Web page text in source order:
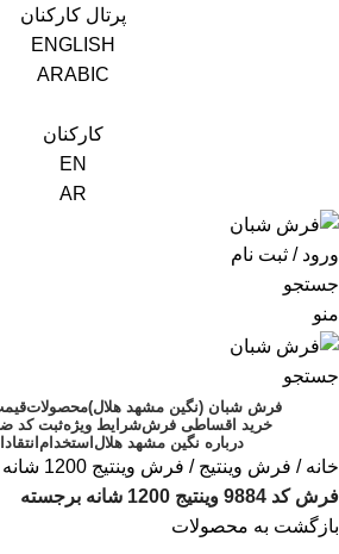
پرتال کارکنان
ENGLISH
ARABIC
کارکنان
EN
AR
ورود / ثبت نام
جستجو
منو
جستجو
فرش شبان (نگین مشهد هلال)محصولات
خرید اقساطی فرششرایط ویژهثبت کد
درباره نگین مشهد هلالاستخدام
خانه فرش وینتیج
فرش وینتیج 1200 شانه
فرش کد 9884 وینتیج 1200 شانه برجسته
بازگشت به محصولات